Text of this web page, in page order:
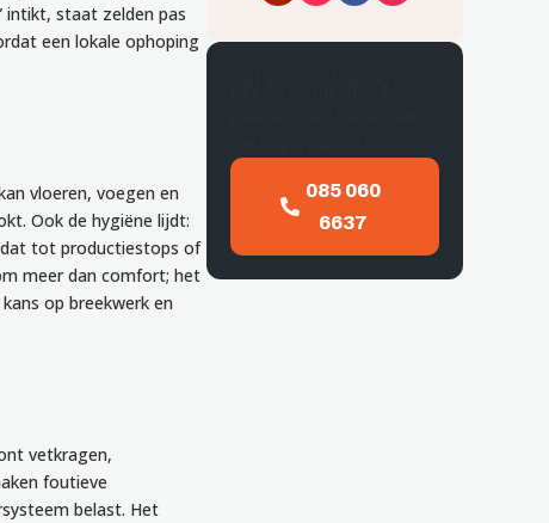
intikt, staat zelden pas
een lokale ophoping
vloeren, voegen en
Ook de hygiëne lijdt:
dat tot productiestops of
meer dan comfort; het
op breekwerk en
vetkragen,
foutieve
belast. Het
085 060
6637